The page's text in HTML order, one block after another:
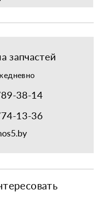
запчастей
38-14
13-36